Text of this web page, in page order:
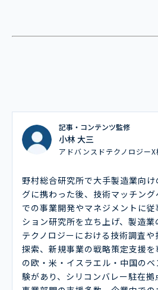
記事・コンテンツ監修
小林 大三
アドバンスドテクノロジー
野村総合研究所で大手製造業向
グに携わった後、技術マッチン
での事業開発やマネジメントに
ション研究所を立ち上げ、製造
テクノロジーにおける技術調査
探索、新規事業の戦略策定支援を
の欧・米・イスラエル・中国の
験があり、シリコンバレー駐在